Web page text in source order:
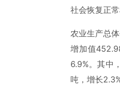
社会恢复正
农业生产总
增加值
6.9%。其中
吨，增长